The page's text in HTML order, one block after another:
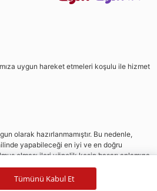
uygun hareket etmeleri koşulu ile hizmet
olarak hazırlanmamıştır. Bu nedenle,
yapabileceği en iyi ve en doğru
olması ileri yönelik kesin başarı anlamına
Tümünü Kabul Et